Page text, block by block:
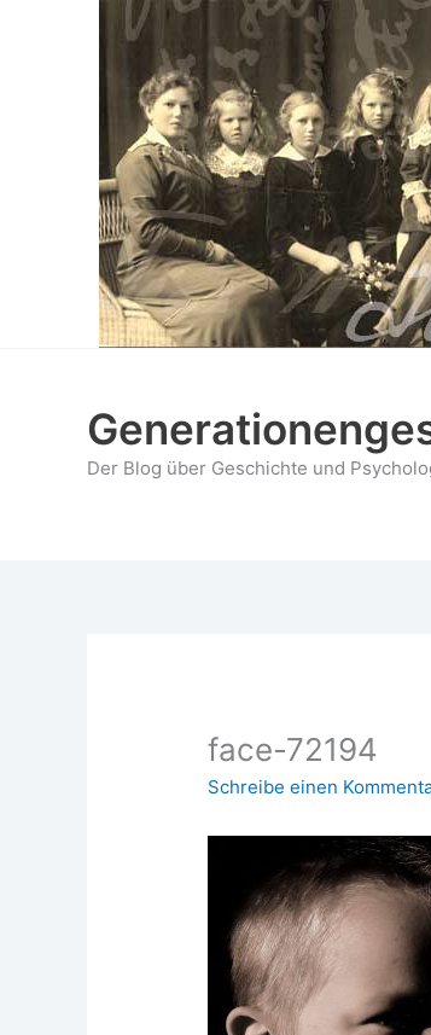
Der Blog über Geschichte und
face-72194
Schreibe einen